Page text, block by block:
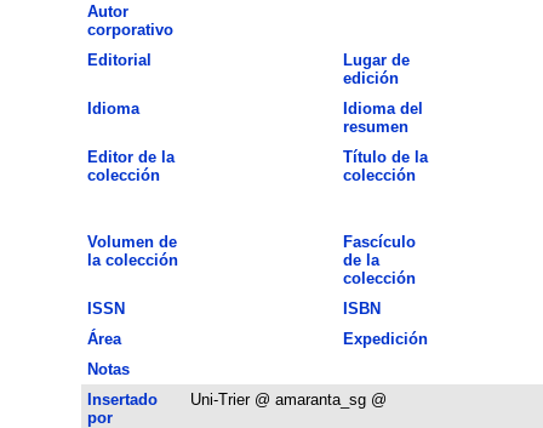
Autor
corporativo
Editorial
Lugar de
edición
Idioma
Idioma del
resumen
Editor de la
colección
Título de la
colección
Volumen de
la colección
Fascículo
de la
colección
ISSN
ISBN
Área
Expedición
Notas
Insertado
por
Uni-Trier @ amaranta_sg @